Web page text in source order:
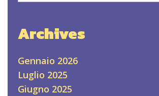
Archives
Gennaio 2026
Luglio 2025
Giugno 2025